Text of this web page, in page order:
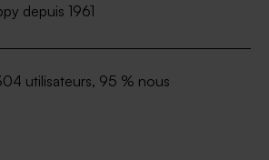
depuis 1961
utilisateurs, 95 % nous